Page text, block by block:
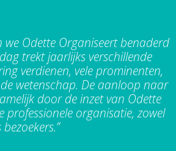
we Odette Organiseert benaderd
trekt jaarlijks verschillende
verdienen, vele prominenten,
wetenschap. De aanloop naar
door de inzet van Odette
professionele organisatie, zowel